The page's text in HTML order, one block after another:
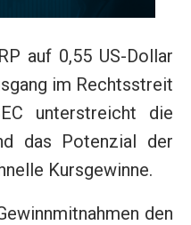
auf 0,55 US-Dollar
im Rechtsstreit
unterstreicht die
das Potenzial der
Kursgewinne.
den